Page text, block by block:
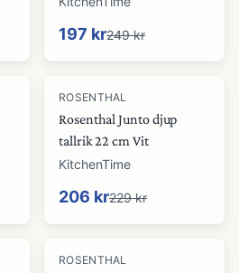
197 kr249 kr
-10%
ROSENTHAL
Rosenthal Junto djup
tallrik 22 cm Vit
KitchenTime
206 kr229 kr
-11%
ROSENTHAL